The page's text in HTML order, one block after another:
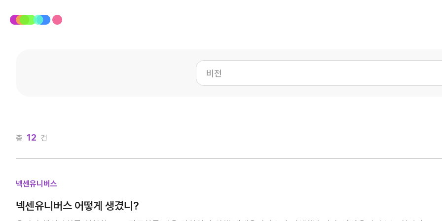
총 12 건
넥센유니버스
넥센유니버스 어떻게 생겼니?